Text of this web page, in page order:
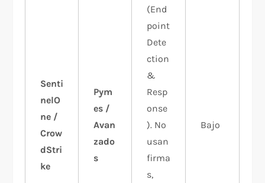
Senti
nelO
ne /
Crow
dStri
ke
Pym
es /
Avan
zado
s
(End
point
Dete
ction
&
Resp
onse
). No
usan
firma
s,
Bajo